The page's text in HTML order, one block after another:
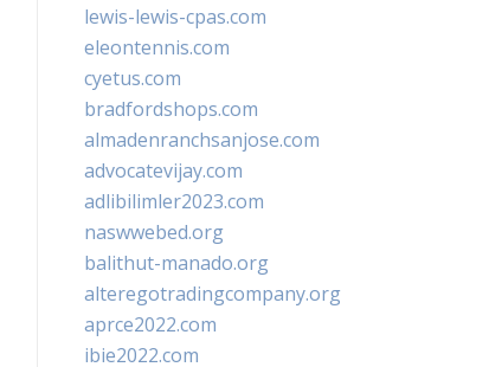
lewis-lewis-cpas.com
eleontennis.com
cyetus.com
bradfordshops.com
almadenranchsanjose.com
advocatevijay.com
adlibilimler2023.com
naswwebed.org
balithut-manado.org
alteregotradingcompany.org
aprce2022.com
ibie2022.com